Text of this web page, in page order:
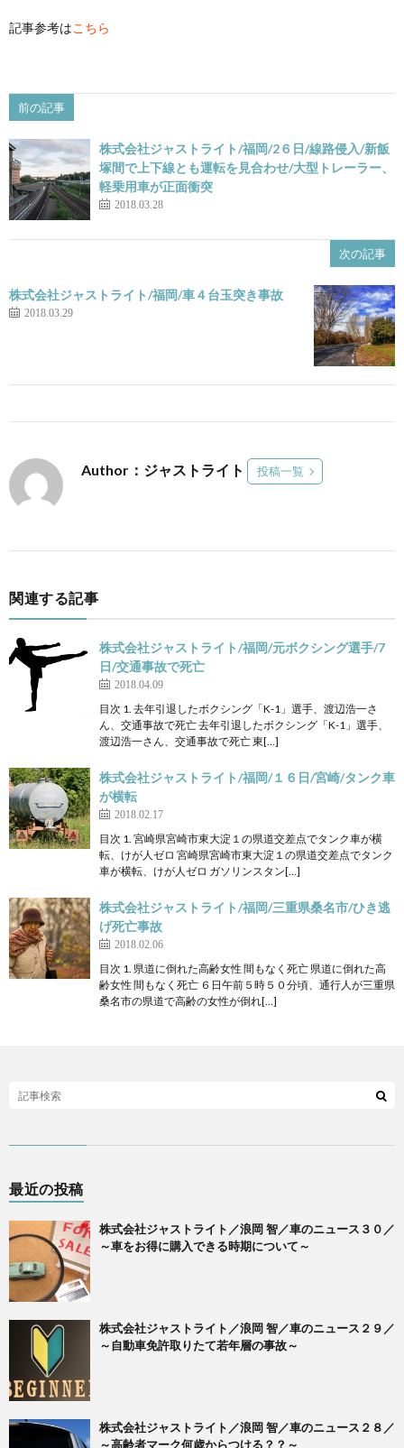
記事参考はこちら
前の記事
株式会社ジャストライト/福岡/2６日/線路侵入/新飯
塚間で上下線とも運転を見合わせ/大型トレーラー、
軽乗用車が正面衝突
2018.03.28
次の記事
株式会社ジャストライト/福岡/車４台玉突き事故
2018.03.29
Author：ジャストライト 投稿一覧
関連する記事
株式会社ジャストライト/福岡/元ボクシング選手/7
日/交通事故で死亡
2018.04.09
目次 1. 去年引退したボクシング「K-1」選手、渡辺浩一さ
ん、交通事故で死亡 去年引退したボクシング「K-1」選手、
渡辺浩一さん、交通事故で死亡 東[…]
株式会社ジャストライト/福岡/１６日/宮崎/タンク車
が横転
2018.02.17
目次 1. 宮崎県宮崎市東大淀１の県道交差点でタンク車が横
転、けが人ゼロ 宮崎県宮崎市東大淀１の県道交差点でタンク
車が横転、けが人ゼロ ガソリンスタン[…]
株式会社ジャストライト/福岡/三重県桑名市/ひき逃
げ死亡事故
2018.02.06
目次 1. 県道に倒れた高齢女性 間もなく死亡 県道に倒れた高
齢女性 間もなく死亡 ６日午前５時５０分頃、通行人が三重県
桑名市の県道で高齢の女性が倒れ[…]
最近の投稿
株式会社ジャストライト／浪岡 智／車のニュース３０／
～車をお得に購入できる時期について～
株式会社ジャストライト／浪岡 智／車のニュース２９／
～自動車免許取りたて若年層の事故～
株式会社ジャストライト／浪岡 智／車のニュース２８／
～高齢者マーク何歳からつける？？～